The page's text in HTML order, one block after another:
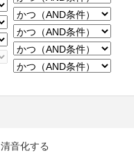
清音化する